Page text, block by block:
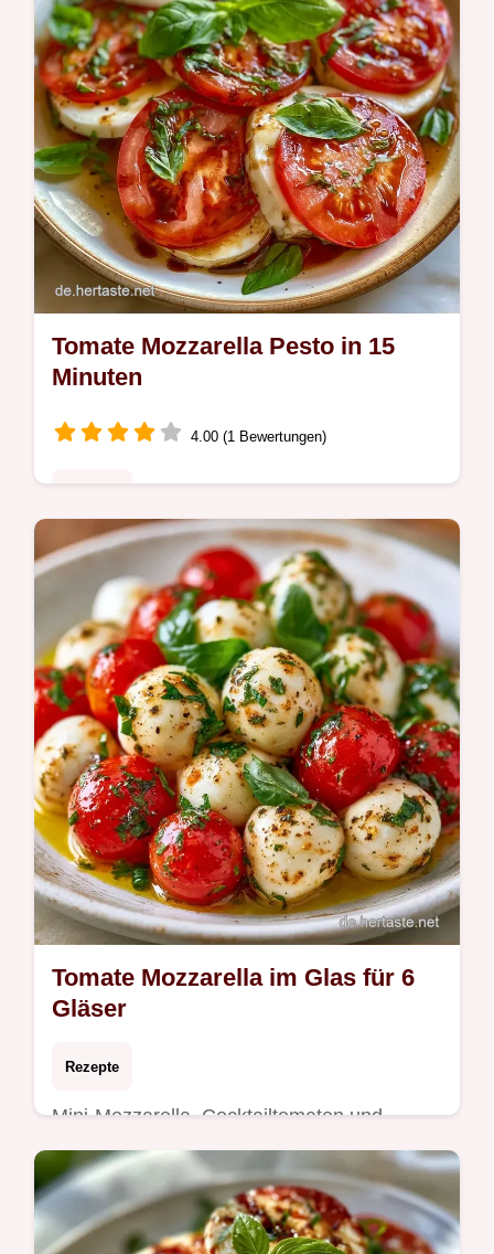
Tomate Mozzarella Pesto in 15
Minuten
4.00 (1 Bewertungen)
Büffelmozzarella und Strauchtomaten
veredeln diesen Tomate Mozzarella Pesto.
Eine Zutat-Rolle-Alternative-Tabelle
unterstützt die Zubereitung in 15 Minuten.
Tomate Mozzarella im Glas für 6
Gläser
Rezepte
Mini-Mozzarella, Cocktailtomaten und
Basilikum machen diesen Tomate
Mozzarella im Glas aus. Erfahren Sie,
warum das Einlegen funktioniert, in 2h